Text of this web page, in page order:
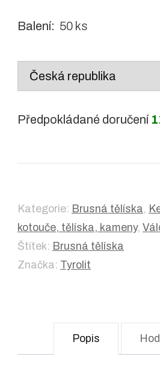
Balení: 50 ks
Country
Předpokládané doručení
Kategorie: Brusná tělíska,
kotouče, tělíska, kameny,
Štítek: Brusná tělíska
Značka: Tyrolit
Popis